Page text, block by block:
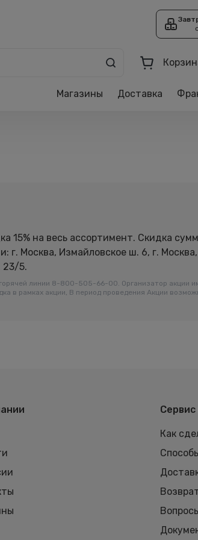
Магазины Доставка
15% на весь ассортимент. Скидка
Москва, Измайловское ш. 6, г.
23/5.
линии 8-800-505-66-00. Организатор акции
в рамках акции, В период проведения Акции
Как